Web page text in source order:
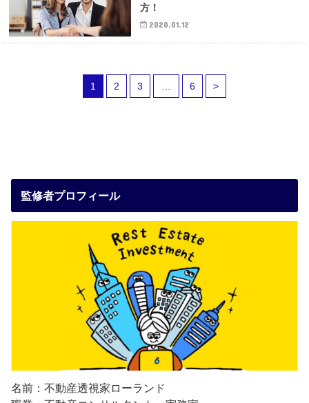
方！
2020.01.12
1 2 3 … 6 >
監修者プロフィール
名前：不動産透視家ローランド